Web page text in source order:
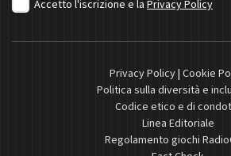
Accetto l'iscrizione e la Privacy Policy
Privacy Policy| Cookie
Politica sulla diversità e
Codice etico e di
Linea Editoriale
Regolamento giochi